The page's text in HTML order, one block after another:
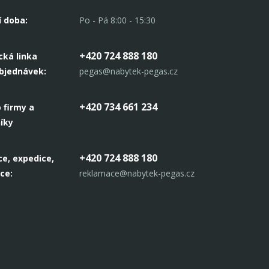
doba: Po - Pá 8:00 - 15:30
linka
+420 724 888 180
pegas@nabytek-pegas.cz
firmy a
+420 734 661 234
expedice,
+420 724 888 180
reklamace@nabytek-pegas.cz